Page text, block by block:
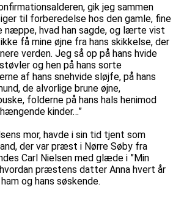
gik jeg sammen
til forberedelse hos den gamle, fine
næppe, hvad han sagde, og lærte vist
få mine øjne fra hans skikkelse, der
verden. Jeg så op på hans hvide
og hen på hans sorte
af hans snehvide sløjfe, på hans
de alvorlige brune øjne,
folderne på hans hals henimod
kinder…”
mor, havde i sin tid tjent som
der var præst i Nørre Søby fra
Carl Nielsen med glæde i ”Min
præstens datter Anna hvert år
og hans søskende.